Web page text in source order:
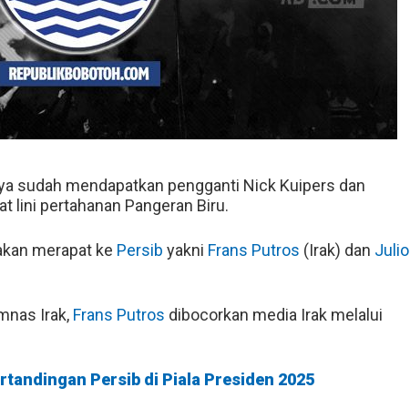
sudah mendapatkan pengganti Nick Kuipers dan
lini pertahanan Pangeran Biru.
merapat ke Persib yakni Frans Putros (Irak) dan Julio
Irak, Frans Putros dibocorkan media Irak melalui
Persib di Piala Presiden 2025